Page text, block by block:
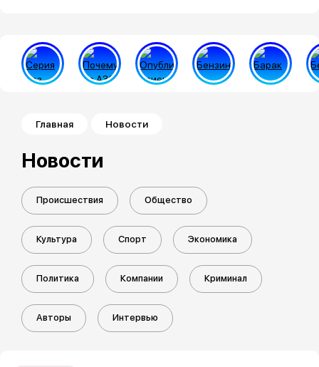
Строка навигации
Главная Новости
Новости
Происшествия Общество
Культура Спорт Экономика
Политика Компании Криминал
Авторы Интервью